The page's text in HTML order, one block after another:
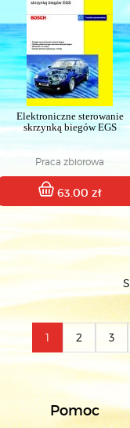
Elektroniczne sterowanie
skrzynką biegów EGS
Praca zbiorowa
63.00 zł
1 2 3
Pomoc